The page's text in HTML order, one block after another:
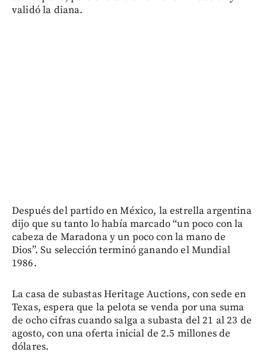
validó la diana.
Después del partido en México, la estrella argentina
dijo que su tanto lo había marcado “un poco con la
cabeza de Maradona y un poco con la mano de
Dios”. Su selección terminó ganando el Mundial
1986.
La casa de subastas Heritage Auctions, con sede en
Texas, espera que la pelota se venda por una suma
de ocho cifras cuando salga a subasta del 21 al 23 de
agosto, con una oferta inicial de 2.5 millones de
dólares.